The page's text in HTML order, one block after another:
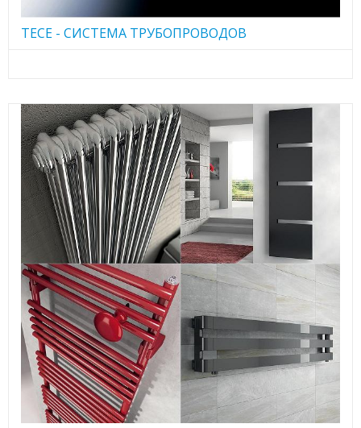
TECE - CИСТЕМА ТРУБОПРОВОДОВ